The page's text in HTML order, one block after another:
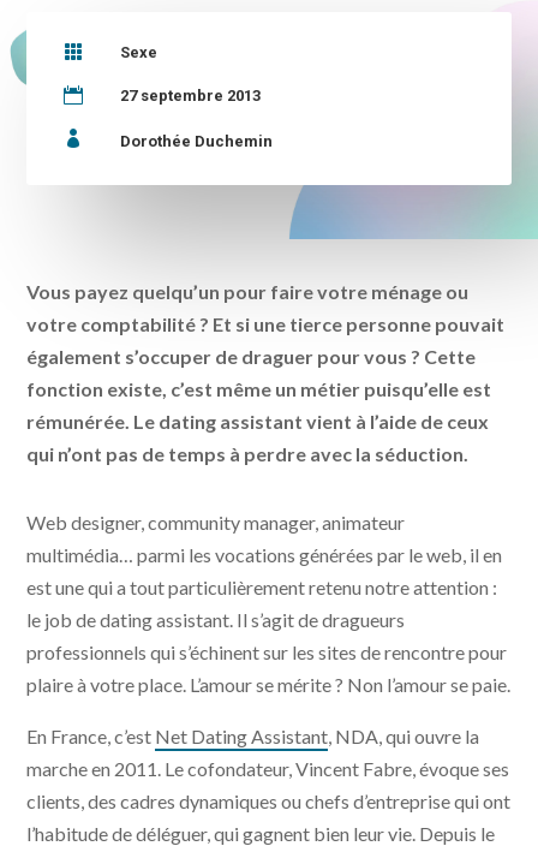
 Sexe
 27 septembre 2013
 Dorothée Duchemin
Vous payez quelqu’un pour faire votre ménage ou
votre comptabilité ? Et si une tierce personne pouvait
également s’occuper de draguer pour vous ? Cette
fonction existe, c’est même un métier puisqu’elle est
rémunérée. Le dating assistant vient à l’aide de ceux
qui n’ont pas de temps à perdre avec la séduction.
Web designer, community manager, animateur
multimédia… parmi les vocations générées par le web, il en
est une qui a tout particulièrement retenu notre attention :
le job de dating assistant. Il s’agit de dragueurs
professionnels qui s’échinent sur les sites de rencontre pour
plaire à votre place. L’amour se mérite ? Non l’amour se paie.
En France, c’est Net Dating Assistant , NDA, qui ouvre la
marche en 2011. Le cofondateur, Vincent Fabre, évoque ses
clients, des cadres dynamiques ou chefs d’entreprise qui ont
l’habitude de déléguer, qui gagnent bien leur vie. Depuis le